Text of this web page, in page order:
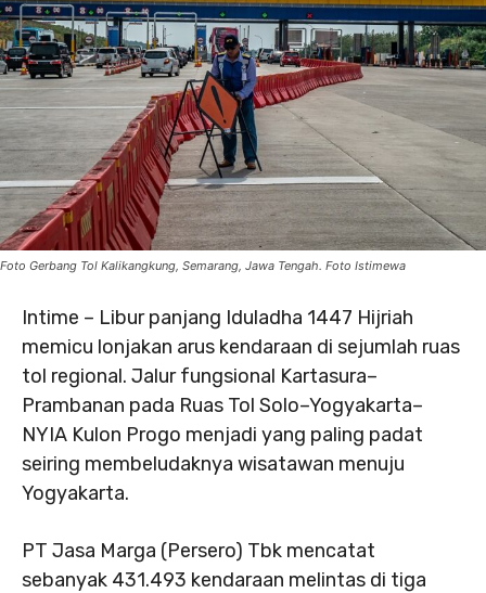
Foto Gerbang Tol Kalikangkung, Semarang, Jawa Tengah. Foto Istimewa
Intime – Libur panjang Iduladha 1447 Hijriah
memicu lonjakan arus kendaraan di sejumlah ruas
tol regional. Jalur fungsional Kartasura–
Prambanan pada Ruas Tol Solo–Yogyakarta–
NYIA Kulon Progo menjadi yang paling padat
seiring membeludaknya wisatawan menuju
Yogyakarta.
PT Jasa Marga (Persero) Tbk mencatat
sebanyak 431.493 kendaraan melintas di tiga